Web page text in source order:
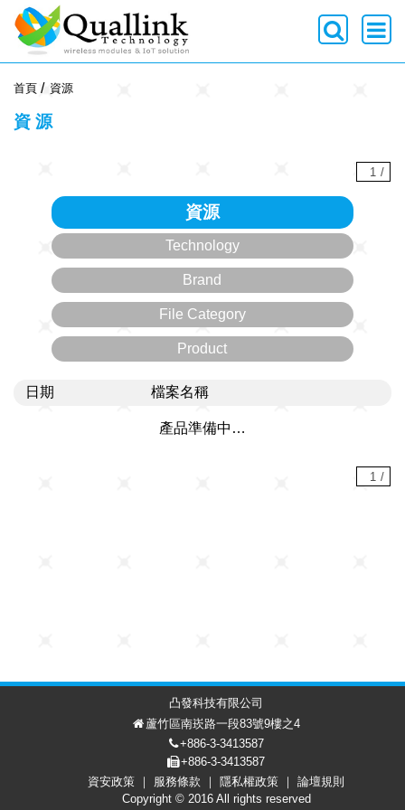
會員中心
首頁 資源
資源
1 /
資源
Technology
Brand
File Category
Product
日期 檔案名稱
產品準備中…
1 /
凸發科技有限公司
蘆竹區南崁路一段83號9樓之4
+886-3-3413587
+886-3-3413587
資安政策
服務條款 隱私權政策
論壇規則
Copyright © 2016 All rights reserved